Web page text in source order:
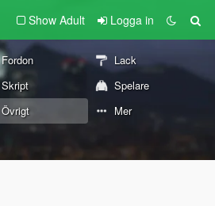
Show Adult Logga in
Fordon
Lack
Skript
Spelare
Övrigt Mer